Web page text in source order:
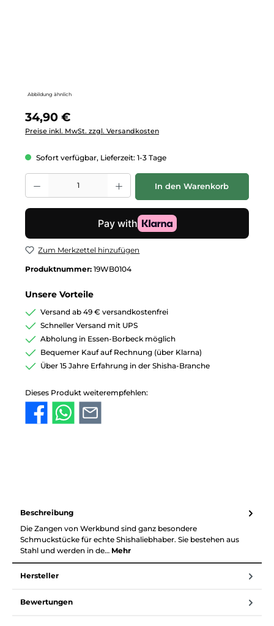
Abbildung ähnlich
Regulärer Preis:
34,90 €
Preise inkl. MwSt. zzgl. Versandkosten
Sofort verfügbar, Lieferzeit: 1-3 Tage
Produkt Anzahl: Gib den gewünschten Wert ein oder benutze die
In den Warenkorb
Zum Merkzettel hinzufügen
Produktnummer: 19WB0104
Unsere Vorteile
Versand ab 49 € versandkostenfrei
Schneller Versand mit UPS
Abholung in Essen-Borbeck möglich
Bequemer Kauf auf Rechnung (über Klarna)
Über 15 Jahre Erfahrung in der Shisha-Branche
Dieses Produkt weiterempfehlen:
Beschreibung
Die Zangen von Werkbund sind ganz besondere
Schmuckstücke für echte Shishaliebhaber. Sie bestehen aus
Stahl und werden in de… Mehr
Hersteller
Bewertungen